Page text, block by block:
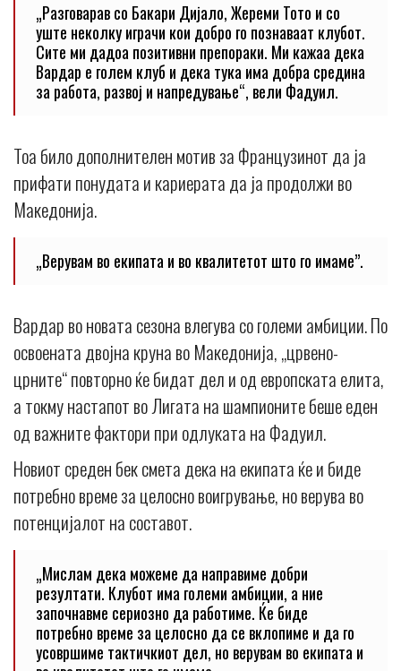
„Разговарав со Бакари Дијало, Жереми Тото и со
уште неколку играчи кои добро го познаваат клубот.
Сите ми дадоа позитивни препораки. Ми кажаа дека
Вардар е голем клуб и дека тука има добра средина
за работа, развој и напредување“, вели Фадуил.
Тоа било дополнителен мотив за Французинот да ја
прифати понудата и кариерата да ја продолжи во
Македонија.
„Верувам во екипата и во квалитетот што го имаме”.
Вардар во новата сезона влегува со големи амбиции. По
освоената двојна круна во Македонија, „црвено-
црните“ повторно ќе бидат дел и од европската елита,
а токму настапот во Лигата на шампионите беше еден
од важните фактори при одлуката на Фадуил.
Новиот среден бек смета дека на екипата ќе и биде
потребно време за целосно воигрување, но верува во
потенцијалот на составот.
„Мислам дека можеме да направиме добри
резултати. Клубот има големи амбиции, а ние
започнавме сериозно да работиме. Ќе биде
потребно време за целосно да се вклопиме и да го
усовршиме тактичкиот дел, но верувам во екипата и